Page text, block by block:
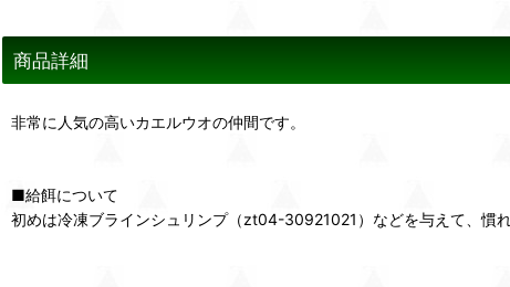
商品詳細
非常に人気の高いカエルウオの仲間です。
■給餌について
初めは冷凍ブラインシュリンプ（zt04-30921021）などを与えて、慣